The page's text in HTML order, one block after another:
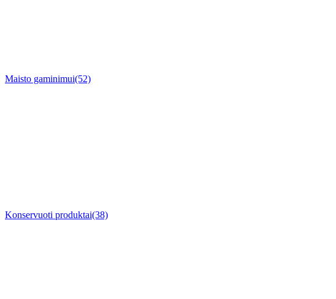
Maisto gaminimui(52)
Konservuoti produktai(38)